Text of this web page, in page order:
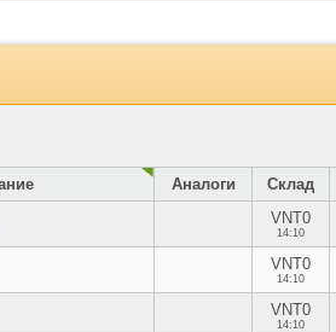
Аналоги Склад
VNT0
14:10
VNT0
14:10
VNT0
14:10